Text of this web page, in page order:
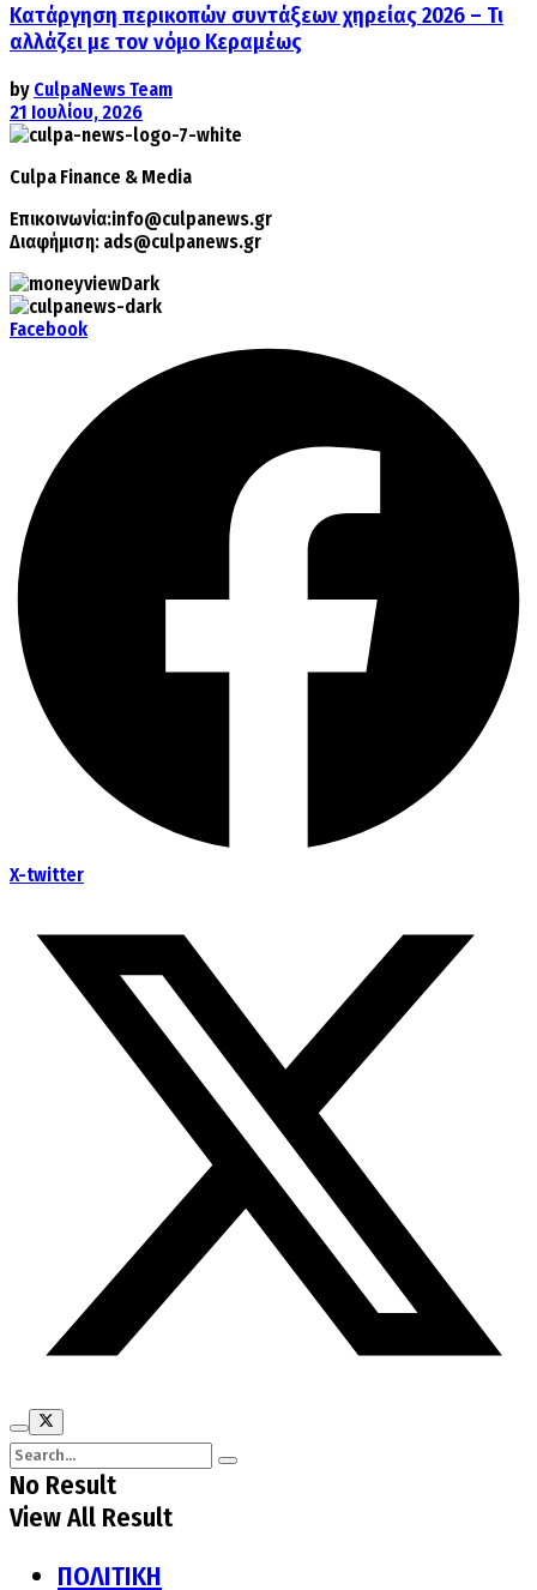
Κατάργηση περικοπών συντάξεων χηρείας 2026 – Τι
αλλάζει με τον νόμο Κεραμέως
by CulpaNews Team
21 Ιουλίου, 2026
Culpa Finance & Media
Επικοινωνία:info@culpanews.gr
Διαφήμιση: ads@culpanews.gr
Facebook
X-twitter
No Result
View All Result
ΠΟΛΙΤΙΚΗ